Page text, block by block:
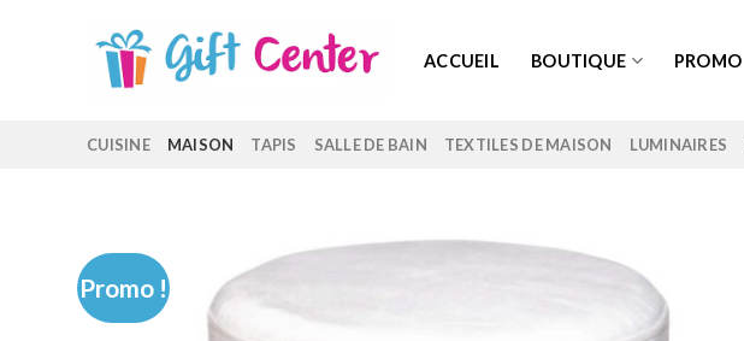
ACCUEIL BOUTIQUE PROMO
CUISINE MAISON TAPIS SALLE DE BAIN TEXTILES DE MAISON LUMINAIRES
Promo !